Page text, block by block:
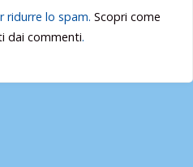
ridurre lo spam.Scopri come
dai commenti.